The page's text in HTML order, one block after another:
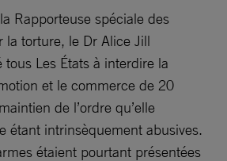
Rapporteuse spéciale des
la torture, le Dr Alice Jill
tous Les États à interdire la
et le commerce de 20
de l’ordre qu’elle
étant intrinsèquement abusives.
étaient pourtant présentées